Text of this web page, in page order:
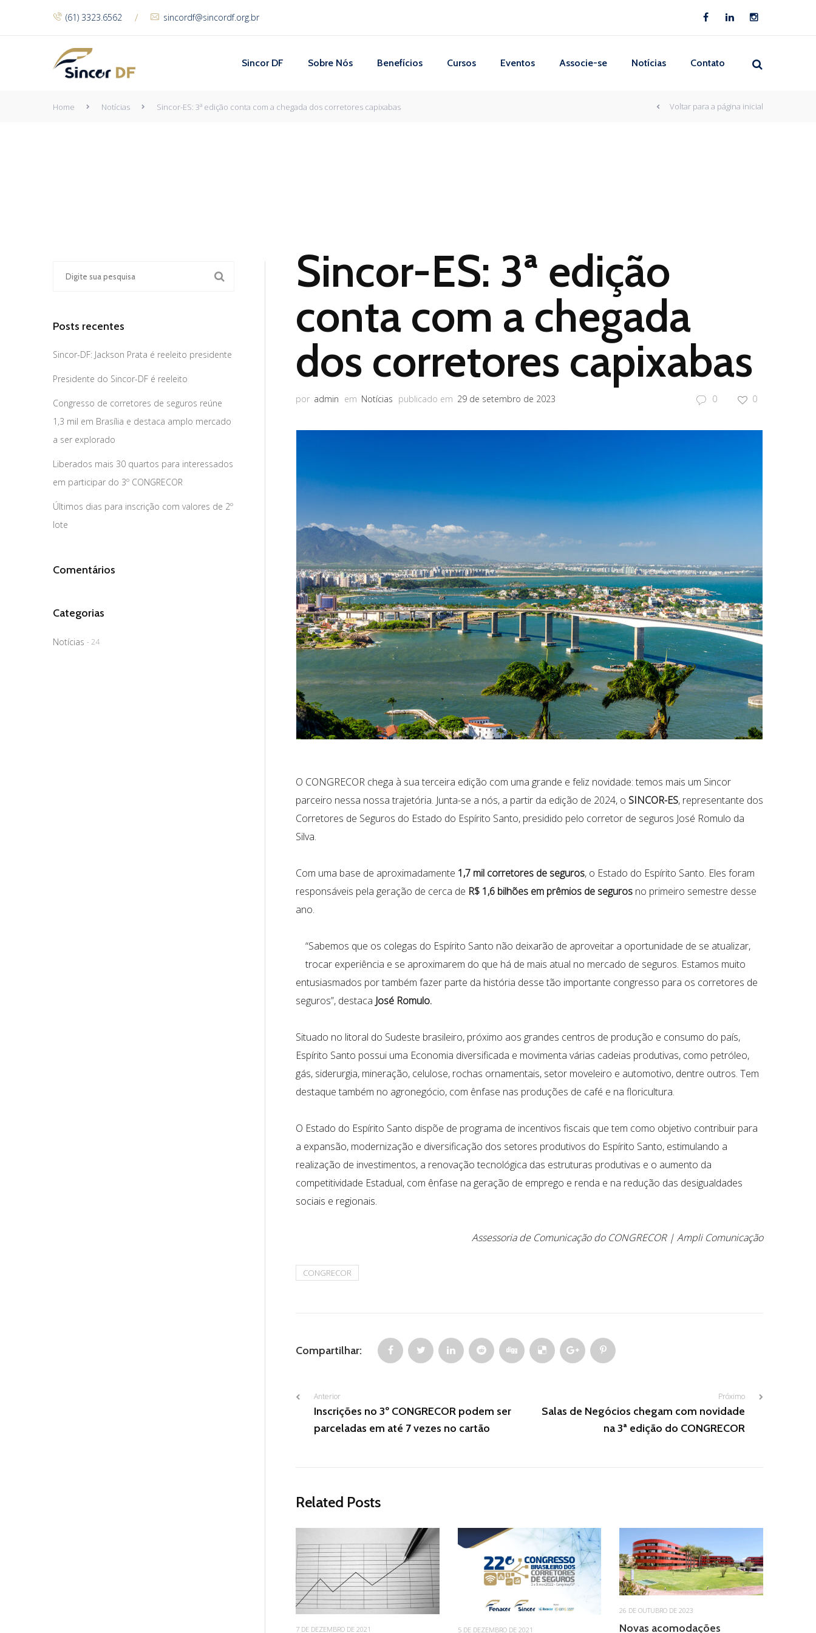
(61) 3323.6562 / sincordf@sincordf.org.br
Sincor DF Sobre Nós Benefícios Cursos Eventos Associe-se Notícias Contato
Home Notícias Sincor-ES: 3ª edição conta com a chegada dos corretores capixabas Voltar para a página inicial
Sincor-ES: 3ª edição
conta com a chegada
dos corretores capixabas
por admin em Notícias publicado em 29 de setembro de 2023 0 0
O CONGRECOR chega à sua terceira edição com uma grande e feliz novidade: temos mais um Sincor
parceiro nessa nossa trajetória. Junta-se a nós, a partir da edição de 2024, o SINCOR-ES, representante dos
Corretores de Seguros do Estado do Espírito Santo, presidido pelo corretor de seguros José Romulo da
Silva.
Com uma base de aproximadamente 1,7 mil corretores de seguros, o Estado do Espírito Santo. Eles foram
responsáveis pela geração de cerca de R$ 1,6 bilhões em prêmios de seguros no primeiro semestre desse
ano.
“Sabemos que os colegas do Espírito Santo não deixarão de aproveitar a oportunidade de se atualizar,
trocar experiência e se aproximarem do que há de mais atual no mercado de seguros. Estamos muito
entusiasmados por também fazer parte da história desse tão importante congresso para os corretores de
seguros”, destaca José Romulo.
Situado no litoral do Sudeste brasileiro, próximo aos grandes centros de produção e consumo do país,
Espírito Santo possui uma Economia diversificada e movimenta várias cadeias produtivas, como petróleo,
gás, siderurgia, mineração, celulose, rochas ornamentais, setor moveleiro e automotivo, dentre outros. Tem
destaque também no agronegócio, com ênfase nas produções de café e na floricultura.
O Estado do Espírito Santo dispõe de programa de incentivos fiscais que tem como objetivo contribuir para
a expansão, modernização e diversificação dos setores produtivos do Espírito Santo, estimulando a
realização de investimentos, a renovação tecnológica das estruturas produtivas e o aumento da
competitividade Estadual, com ênfase na geração de emprego e renda e na redução das desigualdades
sociais e regionais.
Assessoria de Comunicação do CONGRECOR | Ampli Comunicação
CONGRECOR
Compartilhar:
Anterior
Inscrições no 3º CONGRECOR podem ser
parceladas em até 7 vezes no cartão
Próximo
Salas de Negócios chegam com novidade
na 3ª edição do CONGRECOR
Related Posts
7 DE DEZEMBRO DE 2021 5 DE DEZEMBRO DE 2021
26 DE OUTUBRO DE 2023
Novas acomodações
Posts recentes
Sincor-DF: Jackson Prata é reeleito presidente
Presidente do Sincor-DF é reeleito
Congresso de corretores de seguros reúne
1,3 mil em Brasília e destaca amplo mercado
a ser explorado
Liberados mais 30 quartos para interessados
em participar do 3º CONGRECOR
Últimos dias para inscrição com valores de 2º
lote
Comentários
Categorias
Notícias - 24